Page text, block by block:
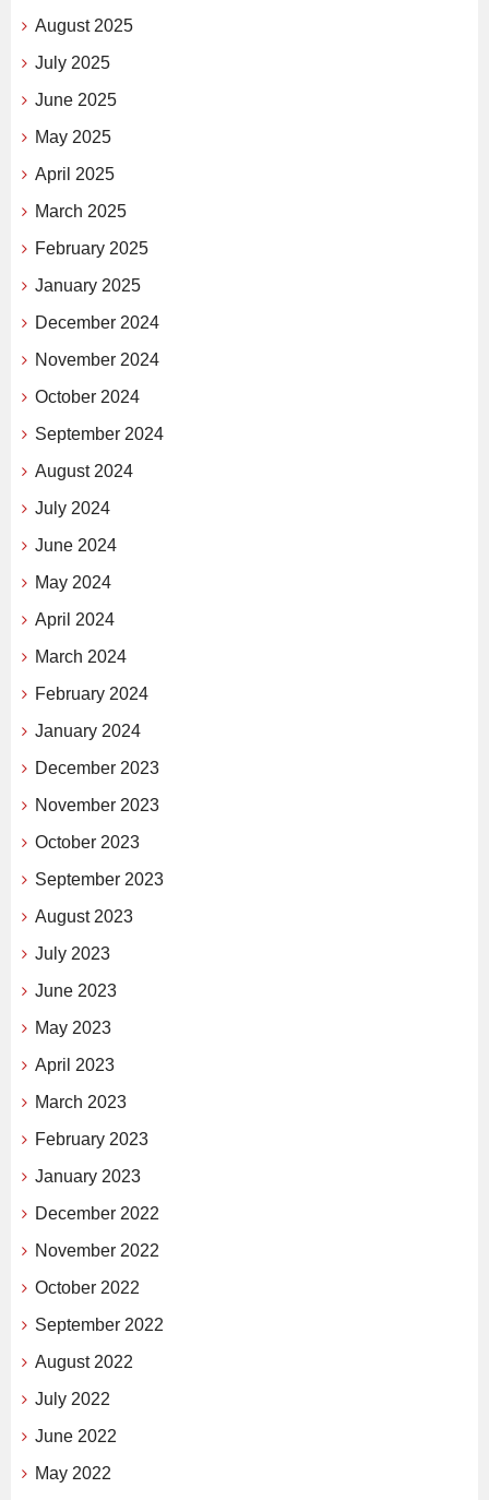
August 2025
July 2025
June 2025
May 2025
April 2025
March 2025
February 2025
January 2025
December 2024
November 2024
October 2024
September 2024
August 2024
July 2024
June 2024
May 2024
April 2024
March 2024
February 2024
January 2024
December 2023
November 2023
October 2023
September 2023
August 2023
July 2023
June 2023
May 2023
April 2023
March 2023
February 2023
January 2023
December 2022
November 2022
October 2022
September 2022
August 2022
July 2022
June 2022
May 2022